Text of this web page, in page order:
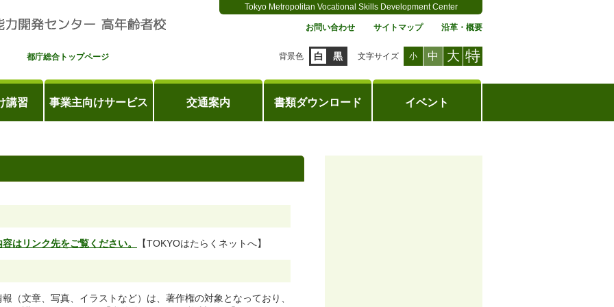
Tokyo Metropolitan Vocational Skills Development Center
講習 事業主向けサービス 交通案内 書類ダウンロード イベント
背景色 白 黒 文字サイズ 小 中 大 特
お問い合わせ サイトマップ 沿革・概要
都庁総合トップページ
はリンク先をご覧ください。 【TOKYOはたらくネットへ】
（文章、写真、イラストなど）は、著作権の対象となっており、